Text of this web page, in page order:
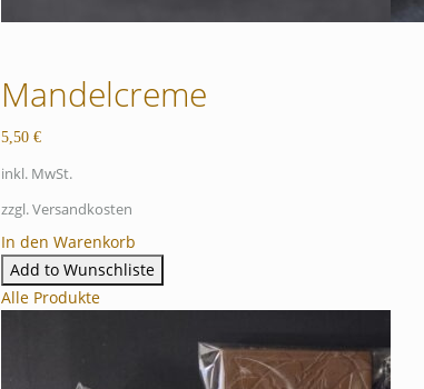
Mandelcreme
5,50 €
inkl. MwSt.
zzgl. Versandkosten
In den Warenkorb
Add to Wunschliste
Alle Produkte